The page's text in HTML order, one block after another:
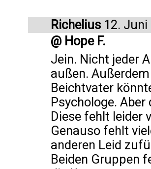
Richelius 12. Juni
@ Hope F.
Jein. Nicht jeder
außen.
Beichtvater
Psychologe.
Diese fehlt leider
Genauso fehlt
anderen Leid
Beiden Gruppen